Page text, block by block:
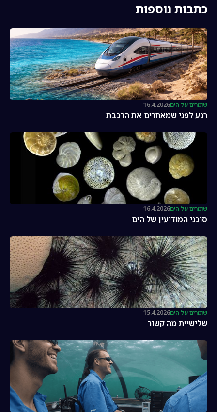
כתבות נוספות
שומרים על הים16.4.2026
רגע לפני שמאחרים את הרכבת
שומרים על הים16.4.2026
סוכני המודיעין של הים
שומרים על הים15.4.2026
שלישיית מה קשור